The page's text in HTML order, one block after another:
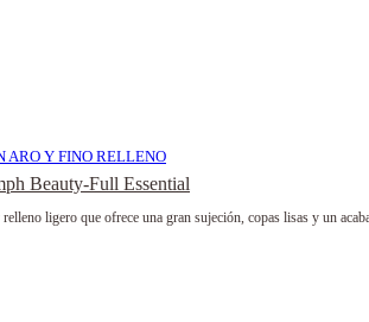
ARO Y FINO RELLENO
Beauty-Full Essential
ligero que ofrece una gran sujeción, copas lisas y un